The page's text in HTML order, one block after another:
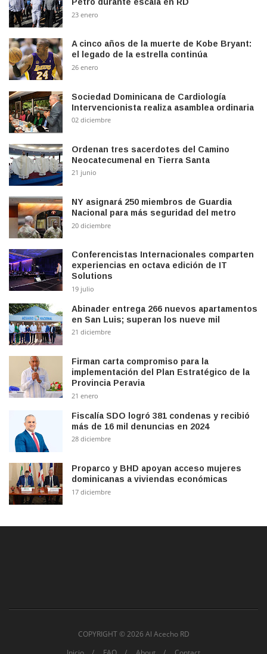
23 enero
A cinco años de la muerte de Kobe Bryant:
el legado de la estrella continúa
26 enero
Sociedad Dominicana de Cardiología
Intervencionista realiza asamblea ordinaria
02 diciembre
Ordenan tres sacerdotes del Camino
Neocatecumenal en Tierra Santa
21 junio
NY asignará 250 miembros de Guardia
Nacional para más seguridad del metro
20 diciembre
Conferencistas Internacionales comparten
experiencias en octava edición de IT
Solutions
19 julio
Abinader entrega 266 nuevos apartamentos
en San Luis; superan los nueve mil
21 diciembre
Firman carta compromiso para la
implementación del Plan Estratégico de la
Provincia Peravia
21 enero
Fiscalía SDO logró 381 condenas y recibió
más de 16 mil denuncias en 2024
28 diciembre
Proparco y BHD apoyan acceso mujeres
dominicanas a viviendas económicas
17 diciembre
COPYRIGHT ©2026 Al Acecho RD